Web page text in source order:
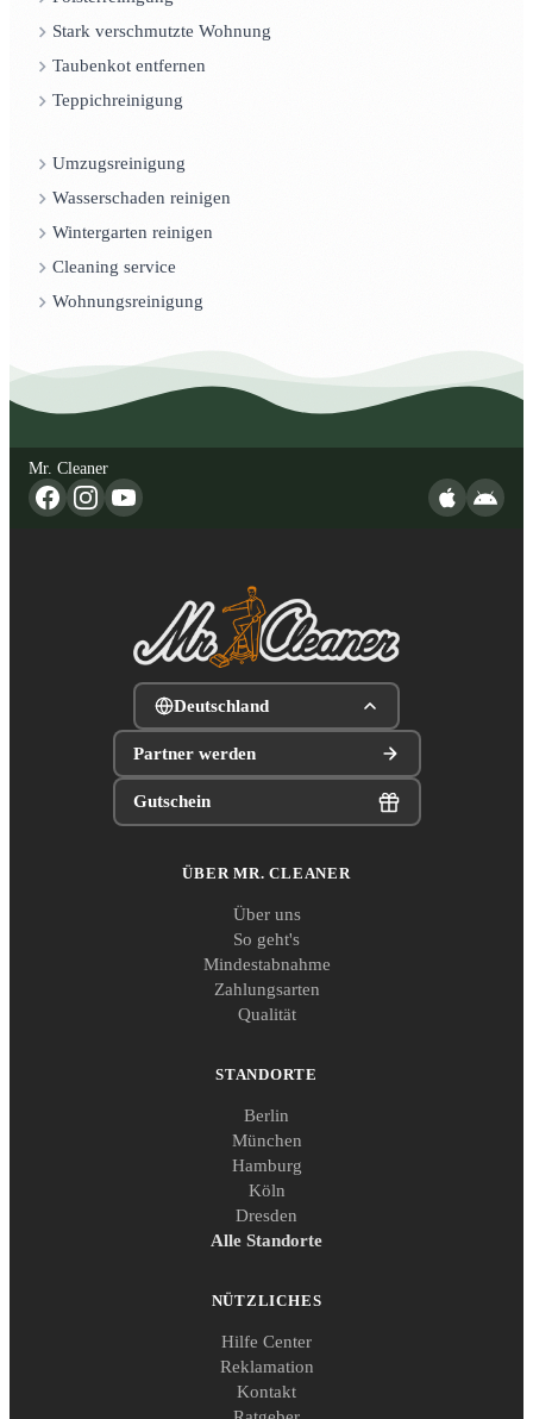
Stark verschmutzte Wohnung
Taubenkot entfernen
Teppichreinigung
Umzugsreinigung
Wasserschaden reinigen
Wintergarten reinigen
Cleaning service
Wohnungsreinigung
Mr. Cleaner
Deutschland
Partner werden
Gutschein
ÜBER MR. CLEANER
Über uns
So geht's
Mindestabnahme
Zahlungsarten
Qualität
STANDORTE
Berlin
München
Hamburg
Köln
Dresden
Alle Standorte
NÜTZLICHES
Hilfe Center
Reklamation
Kontakt